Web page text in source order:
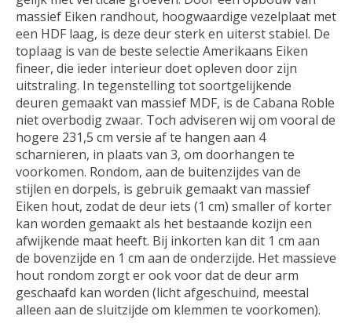
massief Eiken randhout, hoogwaardige vezelplaat met
een HDF laag, is deze deur sterk en uiterst stabiel. De
topIaag is van de beste selectie Amerikaans Eiken
fineer, die ieder interieur doet opleven door zijn
uitstraling. In tegenstelling tot soortgelijkende
deuren gemaakt van massief MDF, is de Cabana Roble
niet overbodig zwaar. Toch adviseren wij om vooral de
hogere 231,5 cm versie af te hangen aan 4
scharnieren, in plaats van 3, om doorhangen te
voorkomen. Rondom, aan de buitenzijdes van de
stijlen en dorpels, is gebruik gemaakt van massief
Eiken hout, zodat de deur iets (1 cm) smaller of korter
kan worden gemaakt als het bestaande kozijn een
afwijkende maat heeft. Bij inkorten kan dit 1 cm aan
de bovenzijde en 1 cm aan de onderzijde. Het massieve
hout rondom zorgt er ook voor dat de deur arm
geschaafd kan worden (licht afgeschuind, meestal
alleen aan de sluitzijde om klemmen te voorkomen).